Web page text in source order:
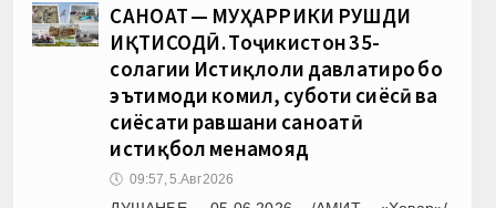
САНОАТ — МУҲАРРИКИ РУШДИ
ИҚТИСОДӢ. Тоҷикистон 35-
солагии Истиқлоли давлатиро бо
эътимоди комил, суботи сиёсӣ ва
сиёсати равшани саноатӣ
истиқбол менамояд
🕔 09:57, 5.Авг 2026